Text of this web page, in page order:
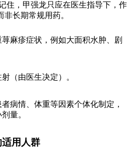
住，甲强龙只应在医生指导下，作
长期常规用药。
麻疹症状，例如大面积水肿、剧
（由医生决定）。
病情、体重等因素个体化制定，
量。
用人群